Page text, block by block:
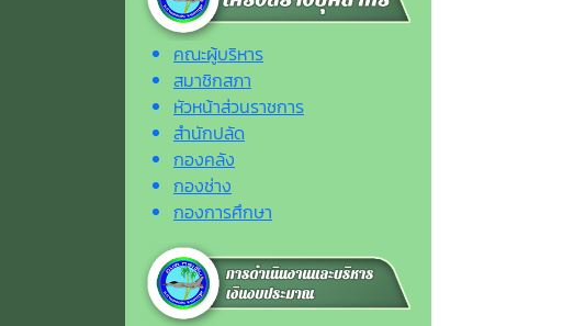
คณะผู้บริหาร
สมาชิกสภา
หัวหน้าส่วนราชการ
สำนักปลัด
กองคลัง
กองช่าง
กองการศึกษา